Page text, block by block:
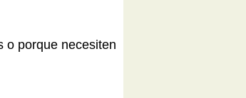
o porque necesiten